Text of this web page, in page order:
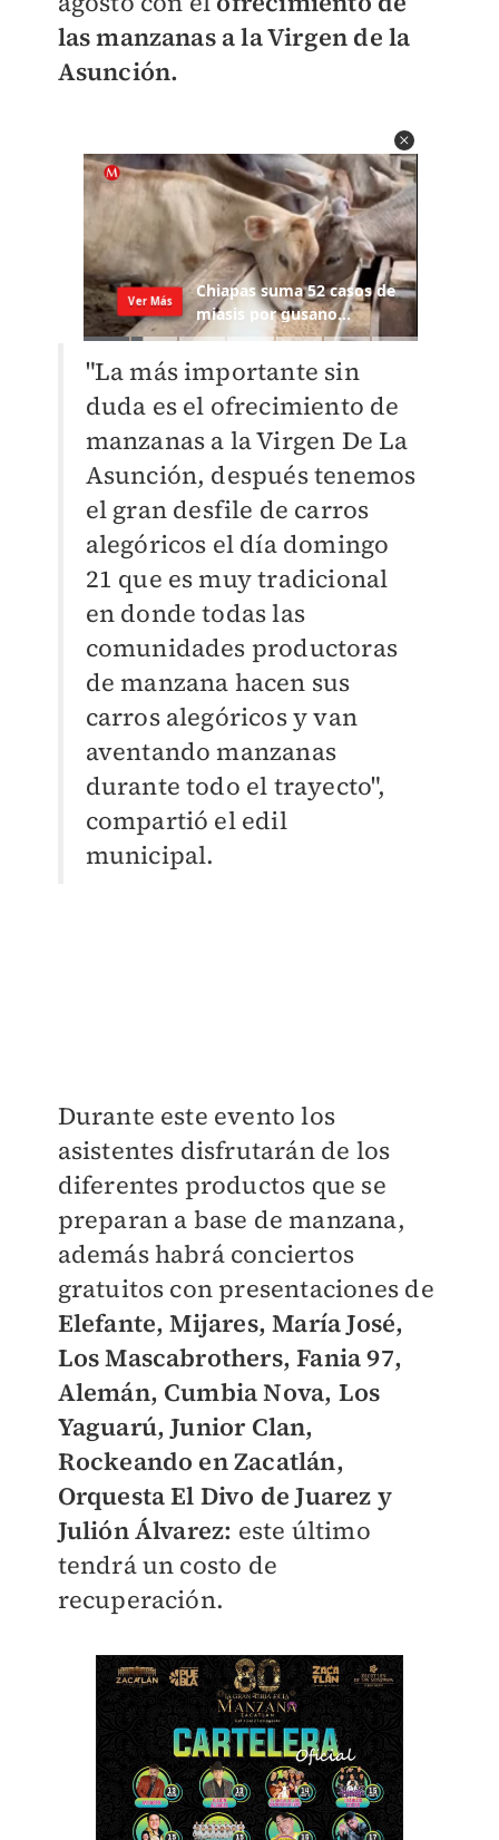
las manzanas a la Virgen de la
Asunción.
"La más importante sin
duda es el ofrecimiento de
manzanas a la Virgen De La
Asunción, después tenemos
el gran desfile de carros
alegóricos el día domingo
21 que es muy tradicional
en donde todas las
comunidades productoras
de manzana hacen sus
carros alegóricos y van
aventando manzanas
durante todo el trayecto",
compartió el edil
municipal.
Durante este evento los
asistentes disfrutarán de los
diferentes productos que se
preparan a base de manzana,
además habrá conciertos
gratuitos con presentaciones de
Elefante, Mijares, María José,
Los Mascabrothers, Fania 97,
Alemán, Cumbia Nova, Los
Yaguarú, Junior Clan,
Rockeando en Zacatlán,
Orquesta El Divo de Juarez y
Julión Álvarez: este último
tendrá un costo de
recuperación.